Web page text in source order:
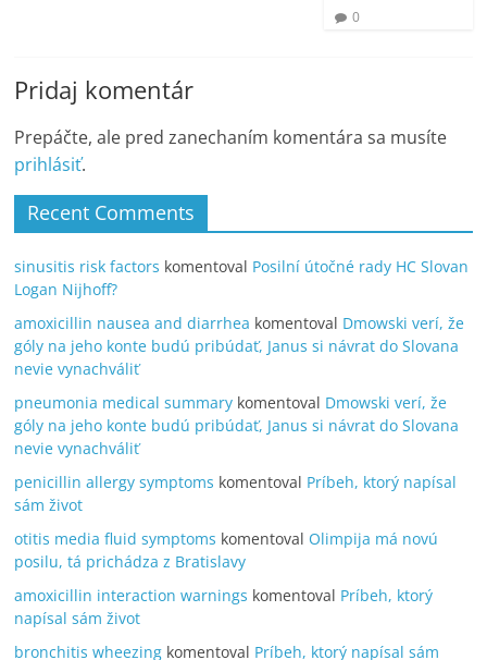
0
Pridaj komentár
Prepáčte, ale pred zanechaním komentára sa musíte
prihlásiť.
Recent Comments
sinusitis risk factors komentoval Posilní útočné rady HC Slovan
Logan Nijhoff?
amoxicillin nausea and diarrhea komentoval Dmowski verí, že
góly na jeho konte budú pribúdať, Janus si návrat do Slovana
nevie vynachváliť
pneumonia medical summary komentoval Dmowski verí, že
góly na jeho konte budú pribúdať, Janus si návrat do Slovana
nevie vynachváliť
penicillin allergy symptoms komentoval Príbeh, ktorý napísal
sám život
otitis media fluid symptoms komentoval Olimpija má novú
posilu, tá prichádza z Bratislavy
amoxicillin interaction warnings komentoval Príbeh, ktorý
napísal sám život
bronchitis wheezing komentoval Príbeh, ktorý napísal sám